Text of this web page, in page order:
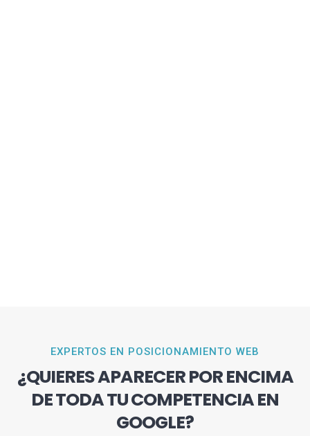
EXPERTOS EN POSICIONAMIENTO WEB
¿QUIERES APARECER POR ENCIMA
DE TODA TU COMPETENCIA EN
GOOGLE?